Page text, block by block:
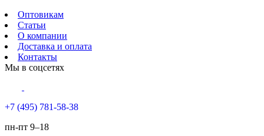
Оптовикам
Статьи
О компании
Доставка и оплата
Контакты
Мы в соцсетях
+7 (495) 781-58-38
пн-пт 9–18